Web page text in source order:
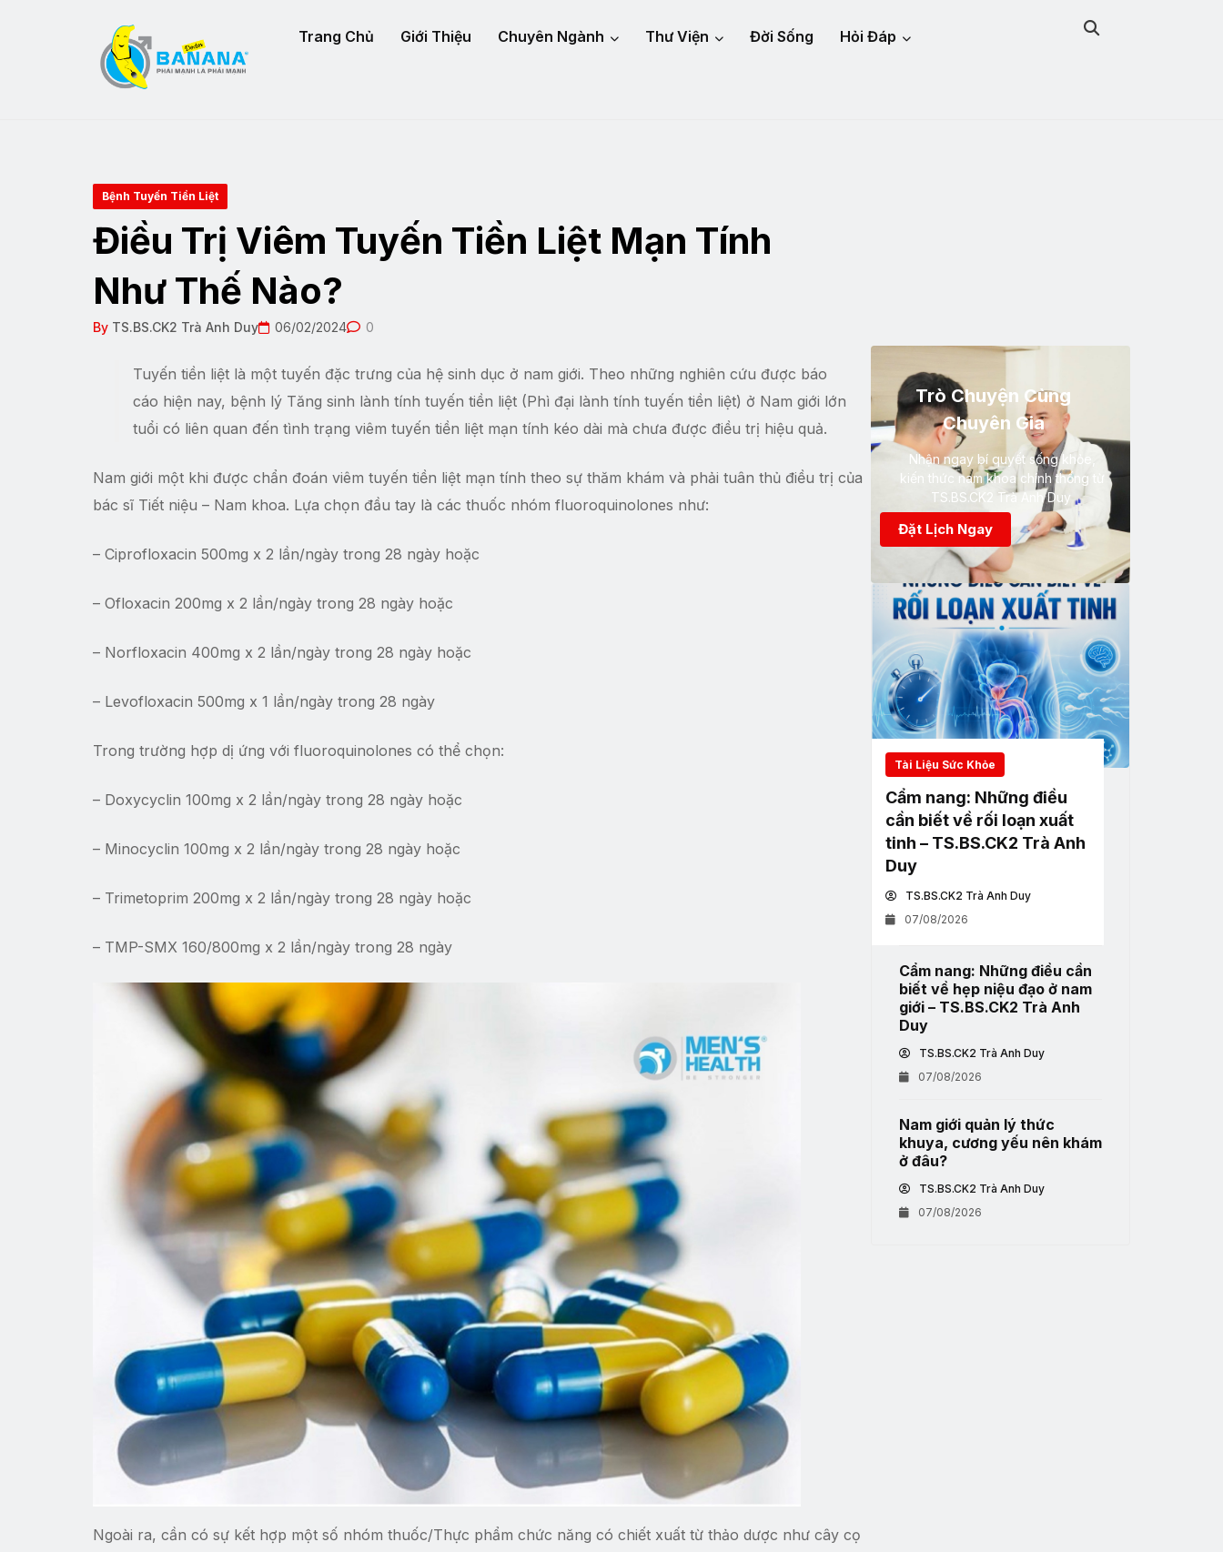
Trang Chủ Giới Thiệu Chuyên Ngành Thư Viện Đời Sống Hỏi Đáp
Bệnh Tuyến Tiền Liệt
Điều Trị Viêm Tuyến Tiền Liệt Mạn Tính
Như Thế Nào?
By TS.BS.CK2 Trà Anh Duy 06/02/2024 0
Tuyến tiền liệt là một tuyến đặc trưng của hệ sinh dục ở nam giới. Theo những nghiên cứu được báo
cáo hiện nay, bệnh lý Tăng sinh lành tính tuyến tiền liệt (Phì đại lành tính tuyến tiền liệt) ở Nam giới lớn
tuổi có liên quan đến tình trạng viêm tuyến tiền liệt mạn tính kéo dài mà chưa được điều trị hiệu quả.
Nam giới một khi được chẩn đoán viêm tuyến tiền liệt mạn tính theo sự thăm khám và phải tuân thủ điều trị của
bác sĩ Tiết niệu – Nam khoa. Lựa chọn đầu tay là các thuốc nhóm fluoroquinolones như:
– Ciprofloxacin 500mg x 2 lần/ngày trong 28 ngày hoặc
– Ofloxacin 200mg x 2 lần/ngày trong 28 ngày hoặc
– Norfloxacin 400mg x 2 lần/ngày trong 28 ngày hoặc
– Levofloxacin 500mg x 1 lần/ngày trong 28 ngày
Trong trường hợp dị ứng với fluoroquinolones có thể chọn:
– Doxycyclin 100mg x 2 lần/ngày trong 28 ngày hoặc
– Minocyclin 100mg x 2 lần/ngày trong 28 ngày hoặc
– Trimetoprim 200mg x 2 lần/ngày trong 28 ngày hoặc
– TMP-SMX 160/800mg x 2 lần/ngày trong 28 ngày
Ngoài ra, cần có sự kết hợp một số nhóm thuốc/Thực phẩm chức năng có chiết xuất từ thảo dược như cây cọ
Trò Chuyện Cùng
Chuyên Gia
Nhận ngay bí quyết sống khỏe,
kiến thức nam khoa chính thống từ
TS.BS.CK2 Trà Anh Duy
Đặt Lịch Ngay
Tài Liệu Sức Khỏe
Cẩm nang: Những điều
cần biết về rối loạn xuất
tinh – TS.BS.CK2 Trà Anh
Duy
TS.BS.CK2 Trà Anh Duy
07/08/2026
Cẩm nang: Những điều cần
biết về hẹp niệu đạo ở nam
giới – TS.BS.CK2 Trà Anh
Duy
TS.BS.CK2 Trà Anh Duy
07/08/2026
Nam giới quản lý thức
khuya, cương yếu nên khám
ở đâu?
TS.BS.CK2 Trà Anh Duy
07/08/2026